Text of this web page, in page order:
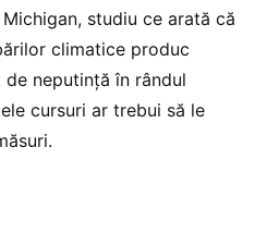
studiu ce arată că
climatice produc
neputință în rândul
cursuri ar trebui să le